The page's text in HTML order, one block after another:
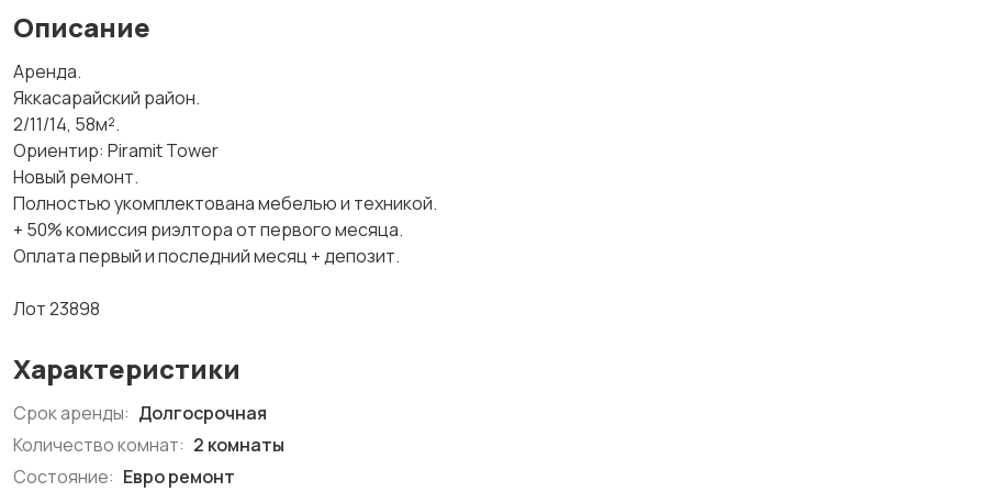
Описание
Аренда.
Яккасарайский район.
2/11/14, 58м².
Ориентир: Piramit Tower
Новый ремонт.
Полностью укомплектована мебелью и техникой.
+ 50% комиссия риэлтора от первого месяца.
Оплата первый и последний месяц + депозит.
Лот 23898
Характеристики
Срок аренды: Долгосрочная
Количество комнат: 2 комнаты
Состояние: Евро ремонт